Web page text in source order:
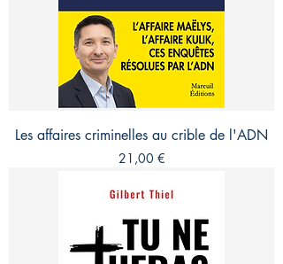
Les affaires criminelles au crible de l'ADN
Prix
21,00 €